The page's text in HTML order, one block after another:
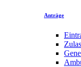
Anträge